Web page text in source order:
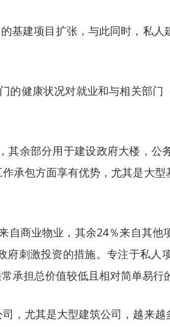
基建项目扩张，与此同时，私
的健康状况对就业和与相关部
其余部分用于建设政府大楼，
承包方面享有优势，尤其是大
自商业物业，其余24％来自其
刺激投资的措施。专注于私
承担总价值较低且相对简单易行
，尤其是大型建筑公司，越来